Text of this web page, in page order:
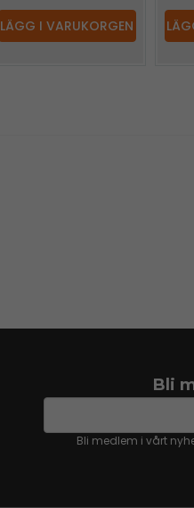
LÄGG I VARUKORGEN
Bli
email
Bli medlem i vårt